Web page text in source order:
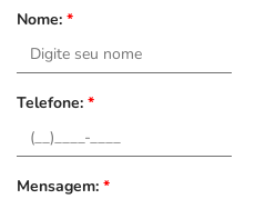
Nome: *
Telefone: *
Mensagem: *